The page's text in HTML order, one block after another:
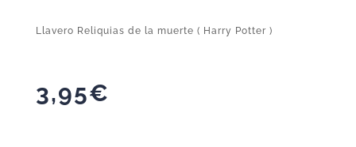
Llavero Reliquias de la muerte ( Harry Potter )
3,95€